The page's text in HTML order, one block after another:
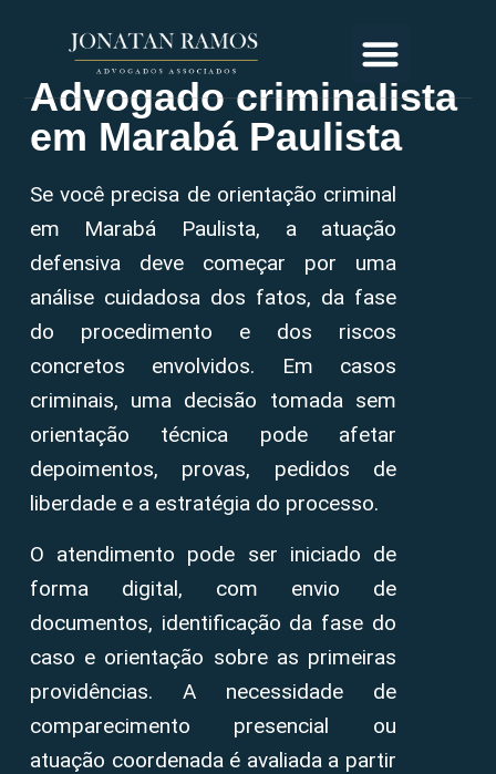
Advogado criminalista
em Marabá Paulista
Se você precisa de orientação criminal
em Marabá Paulista, a atuação
defensiva deve começar por uma
análise cuidadosa dos fatos, da fase
do procedimento e dos riscos
concretos envolvidos. Em casos
criminais, uma decisão tomada sem
orientação técnica pode afetar
depoimentos, provas, pedidos de
liberdade e a estratégia do processo.
O atendimento pode ser iniciado de
forma digital, com envio de
documentos, identificação da fase do
caso e orientação sobre as primeiras
providências. A necessidade de
comparecimento presencial ou
atuação coordenada é avaliada a partir